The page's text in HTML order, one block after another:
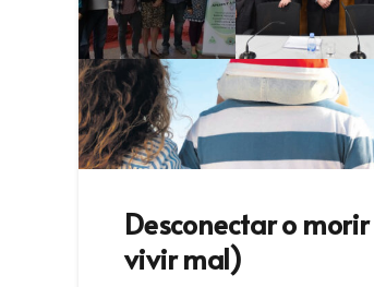
Desconectar o
vivir mal)